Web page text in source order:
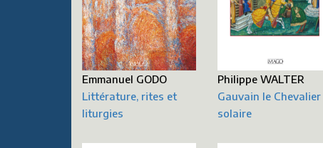
Emmanuel GODO
Littérature, rites et
liturgies
Philippe WALTER
Gauvain le Chevalier
solaire